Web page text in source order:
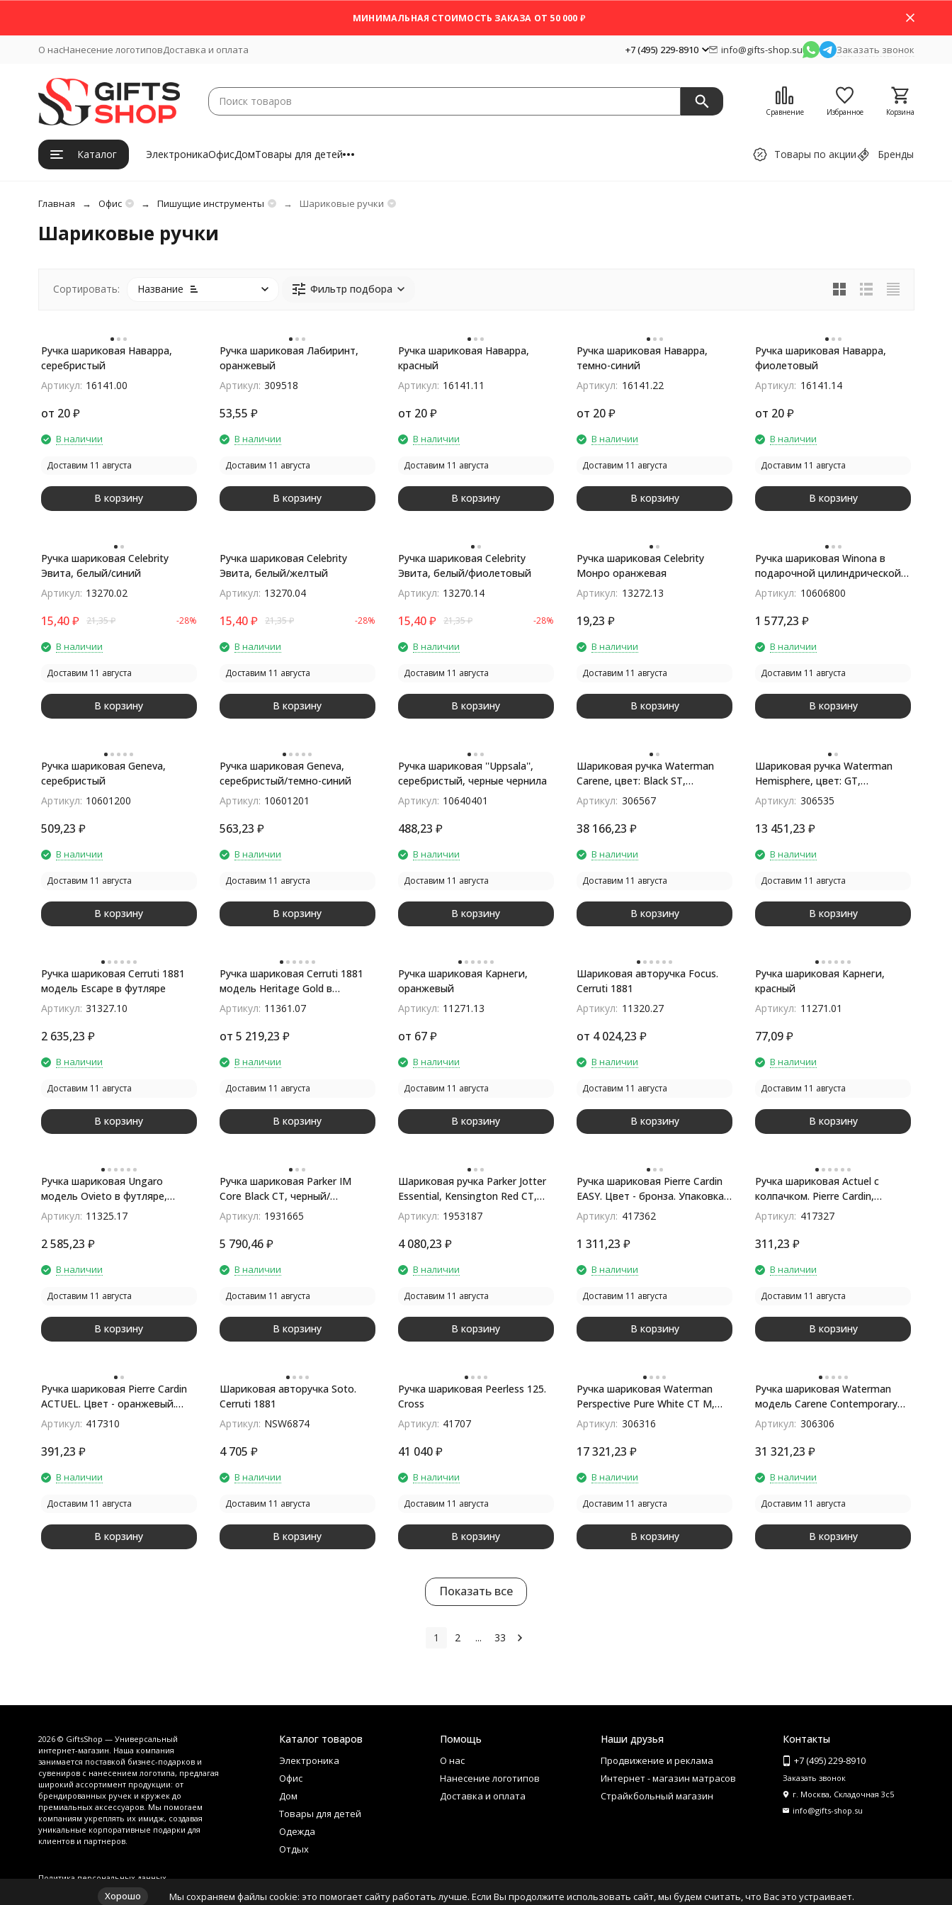
МИНИМАЛЬНАЯ СТОИМОСТЬ ЗАКАЗА ОТ 50 000 ₽
О насНанесение логотиповДоставка и оплата +7 (495) 229-8910 info@gifts-shop.su Заказать звонок
Сравнение Избранное Корзина
Каталог ЭлектроникаОфисДомТовары для детей Товары по акции Бренды
Главная Офис Пишущие инструменты Шариковые ручки
Шариковые ручки
Сортировать: Название
покупателей
Фильтр подбора
Ручка шариковая Наварра,
серебристый
Артикул: 16141.00
от 20 ₽
В наличии
Доставим 11 августа
В корзину
Ручка шариковая Лабиринт,
оранжевый
Артикул: 309518
53,55 ₽
В наличии
Доставим 11 августа
В корзину
Ручка шариковая Наварра,
красный
Артикул: 16141.11
от 20₽
В наличии
Доставим 11 августа
В корзину
Ручка шариковая Наварра,
темно-синий
Артикул: 16141.22
от 20₽
В наличии
Доставим 11 августа
В корзину
Ручка шариковая Наварра,
фиолетовый
Артикул: 16141.14
от 20₽
В наличии
Доставим 11 августа
В корзину
Ручка шариковая Celebrity
Эвита, белый/синий
Артикул: 13270.02
15,40 ₽ 21,35₽ -28%
В наличии
Доставим 11 августа
В корзину
Ручка шариковая Celebrity
Эвита, белый/желтый
Артикул: 13270.04
15,40₽ 21,35₽ -28%
В наличии
Доставим 11 августа
В корзину
Ручка шариковая Celebrity
Эвита, белый/фиолетовый
Артикул: 13270.14
15,40₽ 21,35₽ -28%
В наличии
Доставим 11 августа
В корзину
Ручка шариковая Celebrity
Монро оранжевая
Артикул: 13272.13
19,23 ₽
В наличии
Доставим 11 августа
В корзину
Ручка шариковая Winona в
подарочной цилиндрической
коробке, черные чернила
Артикул: 10606800
1 577,23 ₽
В наличии
Доставим 11 августа
В корзину
Ручка шариковая Geneva,
серебристый
Артикул: 10601200
509,23 ₽
В наличии
Доставим 11 августа
В корзину
Ручка шариковая Geneva,
серебристый/темно-синий
Артикул: 10601201
563,23 ₽
В наличии
Доставим 11 августа
В корзину
Ручка шариковая ''Uppsala'',
серебристый, черные чернила
Артикул: 10640401
488,23 ₽
В наличии
Доставим 11 августа
В корзину
Шариковая ручка Waterman
Carene, цвет: Black ST,
стержень: Mblu
Артикул: 306567
38 166,23 ₽
В наличии
Доставим 11 августа
В корзину
Шариковая ручка Waterman
Hemisphere, цвет: GT,
стержень: Mblue
Артикул: 306535
13 451,23 ₽
В наличии
Доставим 11 августа
В корзину
Ручка шариковая Cerruti 1881
модель Escape в футляре
Артикул: 31327.10
2 635,23 ₽
В наличии
Доставим 11 августа
В корзину
Ручка шариковая Cerruti 1881
модель Heritage Gold в
футляре
Артикул: 11361.07
от 5 219,23 ₽
В наличии
Доставим 11 августа
В корзину
Ручка шариковая Карнеги,
оранжевый
Артикул: 11271.13
от 67₽
В наличии
Доставим 11 августа
В корзину
Шариковая авторучка Focus.
Cerruti 1881
Артикул: 11320.27
от 4 024,23 ₽
В наличии
Доставим 11 августа
В корзину
Ручка шариковая Карнеги,
красный
Артикул: 11271.01
77,09₽
В наличии
Доставим 11 августа
В корзину
Ручка шариковая Ungaro
модель Ovieto в футляре,
черный/серебристый
Артикул: 11325.17
2 585,23 ₽
В наличии
Доставим 11 августа
В корзину
Ручка шариковая Parker IM
Core Black CT, черный/
серебристый
Артикул: 1931665
5 790,46₽
В наличии
Доставим 11 августа
В корзину
Шариковая ручка Parker Jotter
Essential, Kensington Red CT,
стержень: M, цвет чернил : blue
или blac
Артикул: 1953187
4 080,23 ₽
В наличии
Доставим 11 августа
В корзину
Ручка шариковая Pierre Cardin
EASY. Цвет - бронза. Упаковка
Е-2
Артикул: 417362
1 311,23 ₽
В наличии
Доставим 11 августа
В корзину
Ручка шариковая Actuel с
колпачком. Pierre Cardin,
голубой
Артикул: 417327
311,23 ₽
В наличии
Доставим 11 августа
В корзину
Ручка шариковая Pierre Cardin
ACTUEL. Цвет - оранжевый.
Упаковка Р-1
Артикул: 417310
391,23 ₽
В наличии
Доставим 11 августа
В корзину
Шариковая авторучка Soto.
Cerruti 1881
Артикул: NSW6874
4 705 ₽
В наличии
Доставим 11 августа
В корзину
Ручка шариковая Peerless 125.
Cross
Артикул: 41707
41 040₽
В наличии
Доставим 11 августа
В корзину
Ручка шариковая Waterman
Perspective Pure White CT M,
белый/серебристый
Артикул: 306316
17 321,23 ₽
В наличии
Доставим 11 августа
В корзину
Ручка шариковая Waterman
модель Carene Contemporary
White ST
Артикул: 306306
31 321,23 ₽
В наличии
Доставим 11 августа
В корзину
Показать все
1 2 ... 33
2026 © GiftsShop — Универсальный
интернет-магазин. Наша компания
занимается поставкой бизнес-подарков и
сувениров с нанесением логотипа, предлагая
широкий ассортимент продукции: от
брендированных ручек и кружек до
премиальных аксессуаров. Мы помогаем
компаниям укреплять их имидж, создавая
уникальные корпоративные подарки для
клиентов и партнеров.
Политика персональных данных
Каталог товаров
Электроника
Офис
Дом
Товары для детей
Одежда
Отдых
Помощь
О нас
Нанесение логотипов
Доставка и оплата
Наши друзья
Продвижение и реклама
Интернет - магазин матрасов
Страйкбольный магазин
Контакты
+7 (495) 229-8910
Заказать звонок
г. Москва, Складочная 3с5
info@gifts-shop.su
Хорошо Мы сохраняем файлы cookie: это помогает сайту работать лучше. Если Вы продолжите использовать сайт, мы будем считать, что Вас это устраивает.